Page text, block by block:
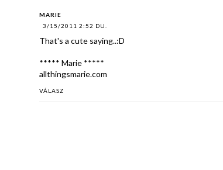
MARIE
3/15/2011 2:52 DU.
That's a cute saying..:D
***** Marie *****
allthingsmarie.com
VÁLASZ